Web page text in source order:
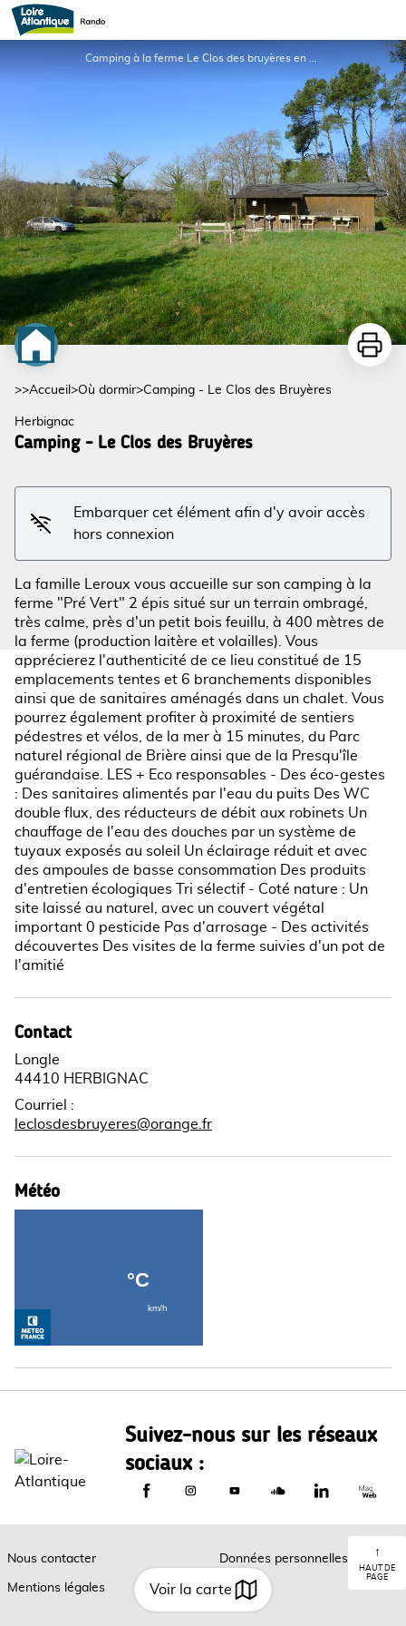
Camping - Le Clos des Bruyères
Voir la carte
Voir l'image en plein écran
>>Accueil >Où dormir>Camping - Le Clos des Bruyères
Herbignac
Camping - Le Clos des Bruyères
Embarquer cet élément afin d'y avoir accès
hors connexion
La famille Leroux vous accueille sur son camping à la
ferme "Pré Vert" 2 épis situé sur un terrain ombragé,
très calme, près d'un petit bois feuillu, à 400 mètres de
la ferme (production laitère et volailles). Vous
apprécierez l'authenticité de ce lieu constitué de 15
emplacements tentes et 6 branchements disponibles
ainsi que de sanitaires aménagés dans un chalet. Vous
pourrez également profiter à proximité de sentiers
pédestres et vélos, de la mer à 15 minutes, du Parc
naturel régional de Brière ainsi que de la Presqu'île
guérandaise. LES + Eco responsables - Des éco-gestes
: Des sanitaires alimentés par l'eau du puits Des WC
double flux, des réducteurs de débit aux robinets Un
chauffage de l'eau des douches par un système de
tuyaux exposés au soleil Un éclairage réduit et avec
des ampoules de basse consommation Des produits
d'entretien écologiques Tri sélectif - Coté nature : Un
site laissé au naturel, avec un couvert végétal
important 0 pesticide Pas d'arrosage - Des activités
découvertes Des visites de la ferme suivies d'un pot de
l'amitié
Contact
Longle
44410 HERBIGNAC
Courriel
:
leclosdesbruyeres@orange.fr
Météo
Suivez-nous sur les réseaux
sociaux :
Nous contacter
Mentions légales
Données personnelles
Cookies
↑
HAUT DE
PAGE